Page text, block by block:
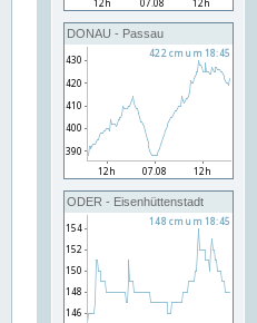
DONAU - Passau
ODER - Eisenhüttenstadt